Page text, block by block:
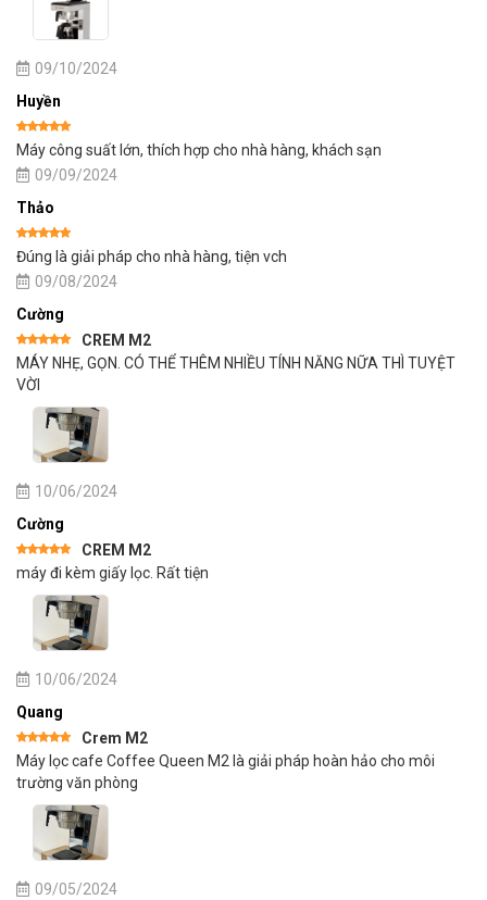
09/10/2024
Huyền
Được xếp
hạng 55
sao
Máy công suất lớn, thích hợp cho nhà hàng, khách sạn
09/09/2024
Thảo
Được xếp
hạng5 5
sao
Đúng là giải pháp cho nhà hàng, tiện vch
09/08/2024
Cường
Được xếp
hạng
5
sao
CREM M2
MÁY NHẸ, GỌN. CÓ THỂ THÊM NHIỀU TÍNH NĂNG NỮA THÌ TUYỆT
VỜI
10/06/2024
Cường
Được xếp
hạng 55
CREM M2
máy đi kèm giấy lọc. Rất tiện
10/06/2024
Quang
Được xếp
hạng 55
sao
Crem M2
Máy lọc cafe Coffee Queen M2 là giải pháp hoàn hảo cho môi
trường văn phòng
09/05/2024